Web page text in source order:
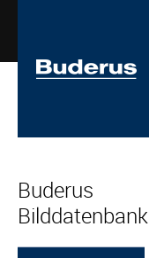
Buderus
Bilddatenbank